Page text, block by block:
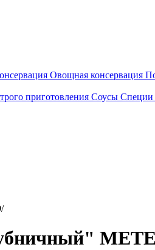
Овощная консервация
приготовления Соусы Специи